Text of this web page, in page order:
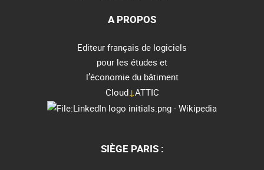
A PROPOS
Editeur français de logiciels
pour les études et
l’économie du bâtiment
Cloud↓ATTIC
SIÈGE PARIS :